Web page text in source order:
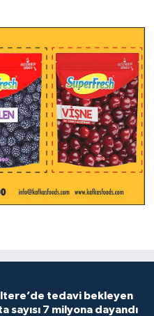
tedavi bekleyen
sayısı 7 milyona dayandı